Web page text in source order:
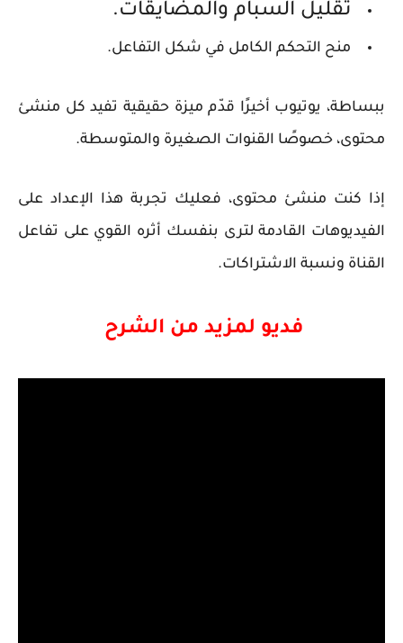
تقليل السبام والمضايقات.
منح التحكم الكامل في شكل التفاعل.
ببساطة، يوتيوب أخيرًا قدّم ميزة حقيقية تفيد كل منشئ
محتوى، خصوصًا القنوات الصغيرة والمتوسطة.
إذا كنت منشئ محتوى، فعليك تجربة هذا الإعداد على
الفيديوهات القادمة لترى بنفسك أثره القوي على تفاعل
القناة ونسبة الاشتراكات.
فديو لمزيد من الشرح